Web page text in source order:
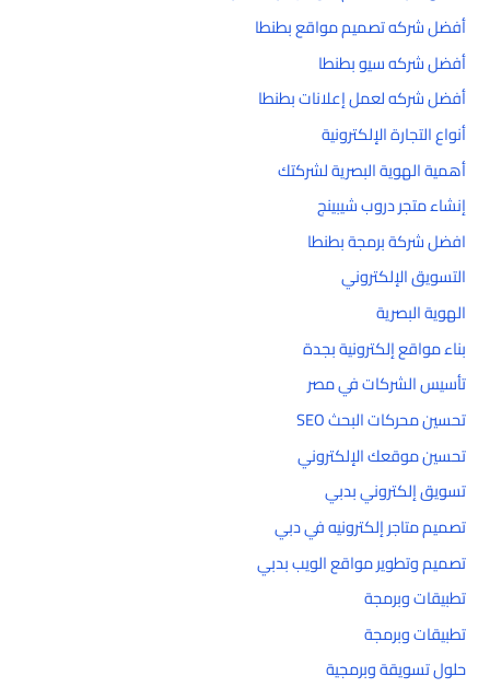
أفضل شركه تصميم مواقع بطنطا
أفضل شركه سيو بطنطا
أفضل شركه لعمل إعلانات بطنطا
أنواع التجارة الإلكترونية
أهمية الهوية البصرية لشركتك
إنشاء متجر دروب شيبينج
افضل شركة برمجة بطنطا
التسويق الإلكتروني
الهوية البصرية
بناء مواقع إلكترونية بجدة
تأسيس الشركات في مصر
تحسين محركات البحث SEO
تحسين موقعك الإلكتروني
تسويق إلكتروني بدبي
تصميم متاجر إلكترونيه في دبي
تصميم وتطوير مواقع الويب بدبي
تطبيقات وبرمجة
تطبيقات وبرمجة
حلول تسويقة وبرمجية